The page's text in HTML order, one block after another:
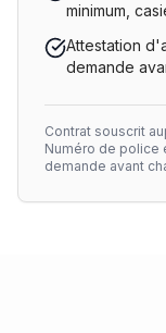
minimum,
Attestation
demande
Contrat souscrit
Numéro de police
demande avant